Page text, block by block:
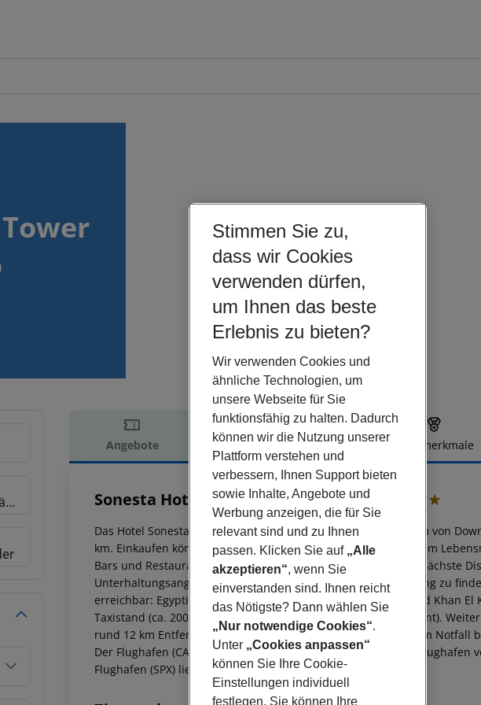
Angebote Hotelbeschreibung Hotelmerkmale
Hotelbeschreibung
Sonesta Hotel Tower & Casino Cairo
5
Das Hotel Sonesta Hotel Tower & Casino befindet sich ca. 11 km von
km. Einkaufen können Sie in diversen Geschäften sowie in einem
Bars und Restaurants gelangt man nach rund 1 km. Auch die nächste
Unterhaltungsangebote wie ein Kino sind in ca. 1 km Entfernung zu
erreichbar: Egyptian Meuseum (ca. 7 km), Citadel (ca. 5 km) und Khan
Taxistand (ca. 200 m) und eine Bushaltestelle (ca. 500 m entfernt).
rund 12 km Entfernung erreichen. Zur ärztlichen Versorgung im Notfall
Der Flughafen (CAI) ist ca. 5 km entfernt. Zwischen Hotel und
Flughafen (SPX) liegt in etwa 70 km Entfernung.
Stimmen Sie zu,
dass wir Cookies
verwenden dürfen,
um Ihnen das beste
Erlebnis zu bieten?
Wir verwenden Cookies und
ähnliche Technologien, um
unsere Webseite für Sie
funktionsfähig zu halten. Dadurch
können wir die Nutzung unserer
Plattform verstehen und
verbessern, Ihnen Support bieten
sowie Inhalte, Angebote und
Werbung anzeigen, die für Sie
relevant sind und zu Ihnen
passen. Klicken Sie auf „Alle
akzeptieren“, wenn Sie
einverstanden sind. Ihnen reicht
das Nötigste? Dann wählen Sie
„Nur notwendige Cookies“.
Unter „Cookies anpassen“
können Sie Ihre Cookie-
Einstellungen individuell
festlegen. Sie können Ihre